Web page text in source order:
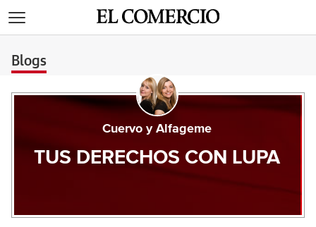
Blogs
Cuervo y Alfageme
TUS DERECHOS CON LUPA